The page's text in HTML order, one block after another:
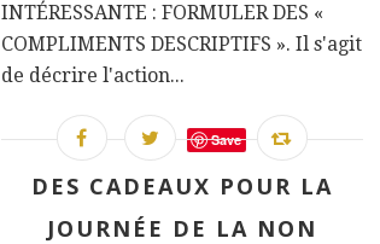
INTÉRESSANTE : FORMULER DES «
COMPLIMENTS DESCRIPTIFS ». Il s'agit
de décrire l'action...
Save
DES CADEAUX POUR LA
JOURNÉE DE LA NON